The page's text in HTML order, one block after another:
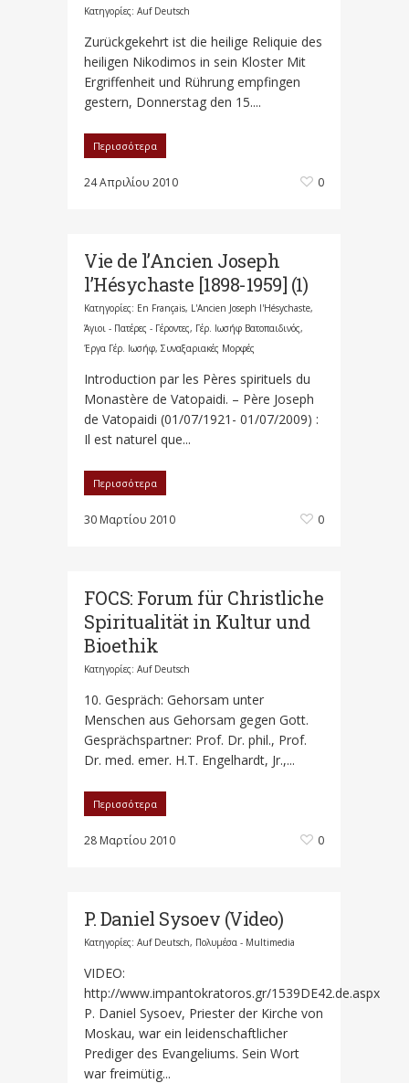
Κατηγορίες: Auf Deutsch
Zurückgekehrt ist die heilige Reliquie des
heiligen Nikodimos in sein Kloster Mit
Ergriffenheit und Rührung empfingen
gestern, Donnerstag den 15....
Περισσότερα
24 Απριλίου 2010 0
Vie de l’Ancien Joseph
l’Hésychaste [1898-1959] (1)
Κατηγορίες: En Français, L'Ancien Joseph l'Hésychaste,
Άγιοι - Πατέρες - Γέροντες, Γέρ. Ιωσήφ Βατοπαιδινός,
Έργα Γέρ. Ιωσήφ, Συναξαριακές Μορφές
Introduction par les Pères spirituels du
Monastère de Vatopaidi. – Père Joseph
de Vatopaidi (01/07/1921- 01/07/2009) :
Il est naturel que...
Περισσότερα
30 Μαρτίου 2010 0
FOCS: Forum für Christliche
Spiritualität in Kultur und
Bioethik
Κατηγορίες: Auf Deutsch
10. Gespräch: Gehorsam unter
Menschen aus Gehorsam gegen Gott.
Gesprächspartner: Prof. Dr. phil., Prof.
Dr. med. emer. H.T. Engelhardt, Jr.,...
Περισσότερα
28 Μαρτίου 2010 0
P. Daniel Sysoev (Video)
Κατηγορίες: Auf Deutsch, Πολυμέσα - Multimedia
VIDEO:
http://www.impantokratoros.gr/1539DE42.de.aspx
P. Daniel Sysoev, Priester der Kirche von
Moskau, war ein leidenschaftlicher
Prediger des Evangeliums. Sein Wort
war freimütig...